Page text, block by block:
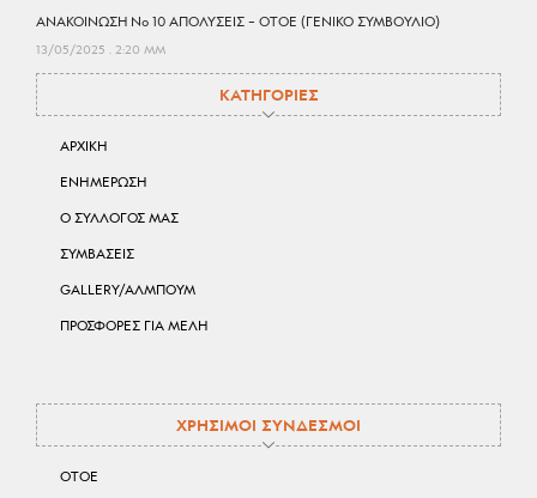
ΑΝΑΚΟΙΝΩΣΗ No 10 ΑΠΟΛΥΣΕΙΣ – ΟΤΟΕ (ΓΕΝΙΚΟ ΣΥΜΒΟΥΛΙΟ)
13/05/2025 2:20 ΜΜ
ΚΑΤΗΓΟΡΙΕΣ
ΑΡΧΙΚΗ
ΕΝΗΜΕΡΩΣΗ
Ο ΣΥΛΛΟΓΟΣ ΜΑΣ
ΣΥΜΒΑΣΕΙΣ
GALLERY/ΑΛΜΠΟΥΜ
ΠΡΟΣΦΟΡΕΣ ΓΙΑ ΜΕΛΗ
ΧΡΗΣΙΜΟΙ ΣΥΝΔΕΣΜΟΙ
ΟΤΟΕ